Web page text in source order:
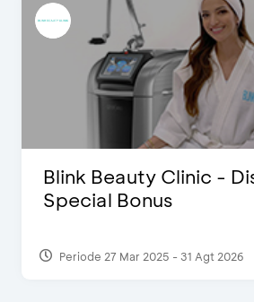
D’Cost -
Ekstra 2
Periode 17 Sep 2023